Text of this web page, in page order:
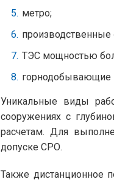
метро;
ТЭС мощностью
горнодобывающие
Уникальные виды
сооружениях с
расчетам. Для
допуске СРО.
Также дистанционное